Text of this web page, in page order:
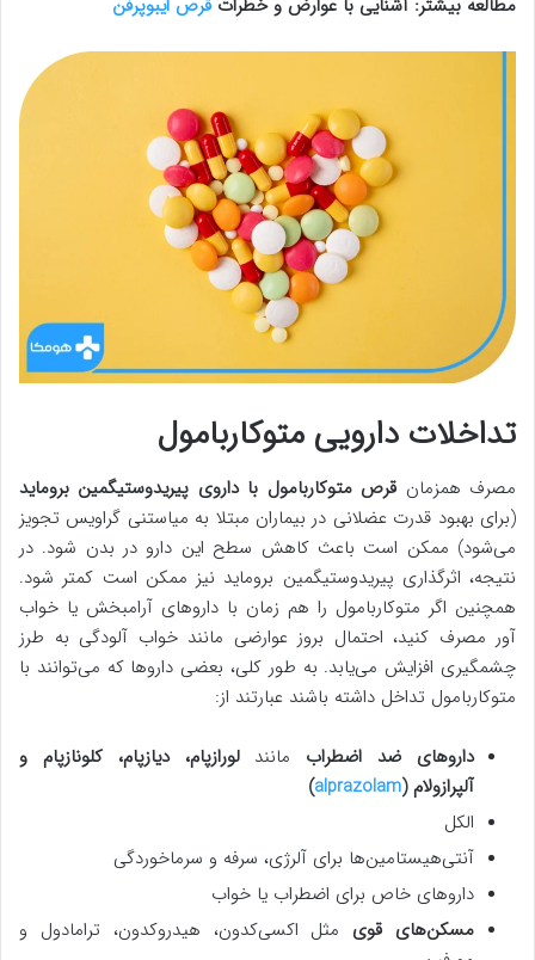
مطالعه بیشتر: آشنایی با عوارض و خطرات قرص ایبوپرفن
تداخلات دارویی متوکاربامول
مصرف همزمان قرص متوکاربامول با داروی پیریدوستیگمین بروماید
(برای بهبود قدرت عضلانی در بیماران مبتلا به میاستنی گراویس تجویز
می‌شود) ممکن است باعث کاهش سطح این دارو در بدن شود. در
نتیجه، اثرگذاری پیریدوستیگمین بروماید نیز ممکن است کمتر شود.
همچنین اگر متوکاربامول را هم زمان با داروهای آرامبخش یا خواب
آور مصرف کنید، احتمال بروز عوارضی مانند خواب آلودگی به طرز
چشمگیری افزایش می‌یابد. به طور کلی، بعضی داروها که می‌توانند با
متوکاربامول تداخل داشته باشند عبارتند از:
داروهای ضد اضطراب مانندلورازپام، دیازپام، کلونازپام و
آلپرازولام (alprazolam
)
الکل
آنتی‌هیستامین‌ها برای آلرژی، سرفه و سرماخوردگی
داروهای خاص برای اضطراب یا خواب
مسکن‌های قوی مثل اکسی‌کدون، هیدروکدون، ترامادول و